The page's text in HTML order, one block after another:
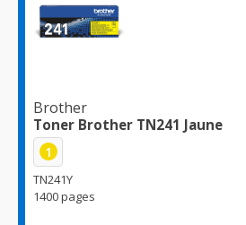
Brother
Toner Brother TN241 Jaune
1
TN241Y
1400 pages